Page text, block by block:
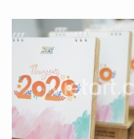
THIẾT KẾ VÀ
LỊCH